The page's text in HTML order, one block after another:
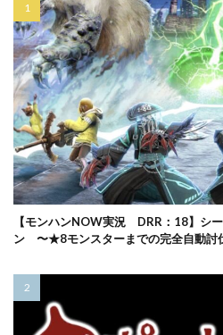
【モンハンNOW実況 DRR：18】シ
ン 〜★8モンスターまでの完全自動討